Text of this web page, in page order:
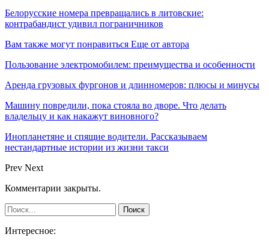
Белорусские номера превращались в литовские:
контрабандист удивил пограничников
Вам также могут понравиться Еще от автора
Пользование электромобилем: преимущества и особенности
Аренда грузовых фургонов и длинномеров: плюсы и минусы
Машину повредили, пока стояла во дворе. Что делать
владельцу и как накажут виновного?
Инопланетяне и спящие водители. Рассказываем
нестандартные истории из жизни такси
Prev Next
Комментарии закрыты.
Интересное: